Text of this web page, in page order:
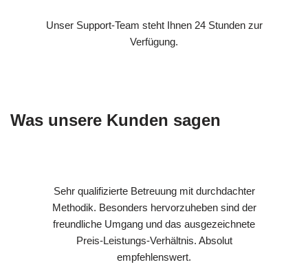
Unser Support-Team steht Ihnen 24 Stunden zur
Verfügung.
Was unsere Kunden sagen
Sehr qualifizierte Betreuung mit durchdachter
Methodik. Besonders hervorzuheben sind der
freundliche Umgang und das ausgezeichnete
Preis-Leistungs-Verhältnis. Absolut
empfehlenswert.